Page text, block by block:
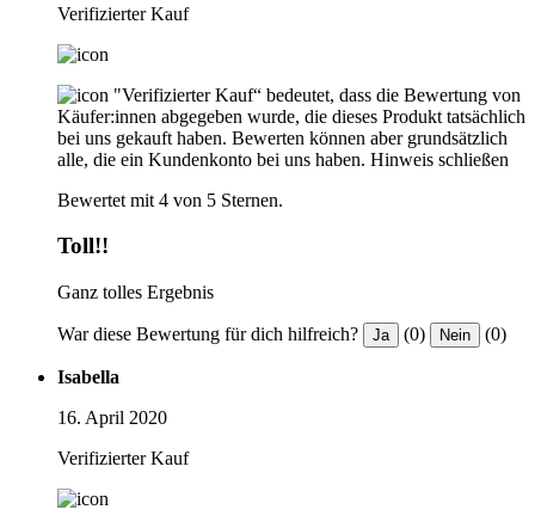
Verifizierter Kauf
"Verifizierter Kauf“ bedeutet, dass die Bewertung von
Käufer:innen abgegeben wurde, die dieses Produkt tatsächlich
bei uns gekauft haben. Bewerten können aber grundsätzlich
alle, die ein Kundenkonto bei uns haben. Hinweis schließen
Bewertet mit 4 von 5 Sternen.
Toll!!
Ganz tolles Ergebnis
War diese Bewertung für dich hilfreich? Ja (0) Nein (0)
Isabella
16. April 2020
Verifizierter Kauf